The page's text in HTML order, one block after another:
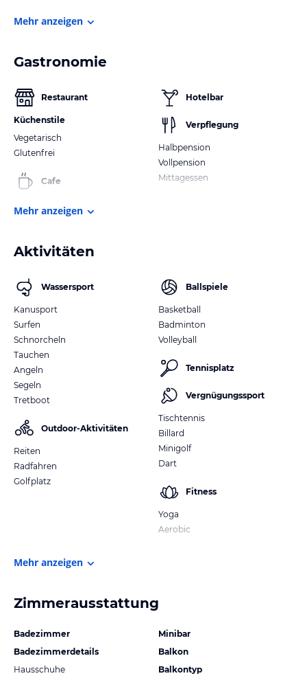
Mehr anzeigen
Gastronomie
Restaurant
Küchenstile
Vegetarisch
Glutenfrei
Cafe
Hotelbar
Verpflegung
Halbpension
Vollpension
Mittagessen
Mehr anzeigen
Aktivitäten
Wassersport
Kanusport
Surfen
Schnorcheln
Tauchen
Angeln
Segeln
Tretboot
Outdoor-Aktivitäten
Reiten
Radfahren
Golfplatz
Ballspiele
Basketball
Badminton
Volleyball
Tennisplatz
Vergnügungssport
Tischtennis
Billard
Minigolf
Dart
Fitness
Yoga
Aerobic
Mehr anzeigen
Zimmerausstattung
Badezimmer
Badezimmerdetails
Hausschuhe
Minibar
Balkon
Balkontyp